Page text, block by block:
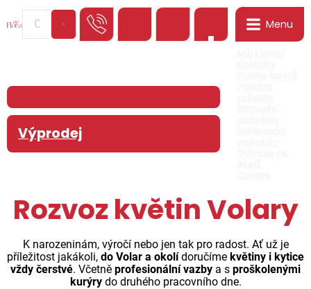
Menu
Výprodej
Rozvoz květin Volary
K narozeninám, výročí nebo jen tak pro radost. Ať už je
příležitost jakákoli, do Volar a okolídoručíme květiny i kytice
vždy čerstvé. Včetně profesionální vazby a s proškolenými
kurýrydo druhého pracovního dne.